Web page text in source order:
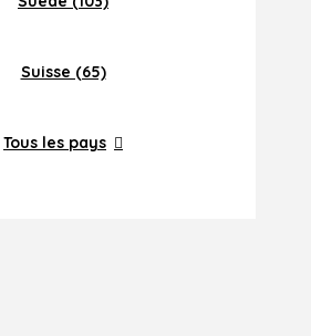
Suisse (65)
Tous les pays